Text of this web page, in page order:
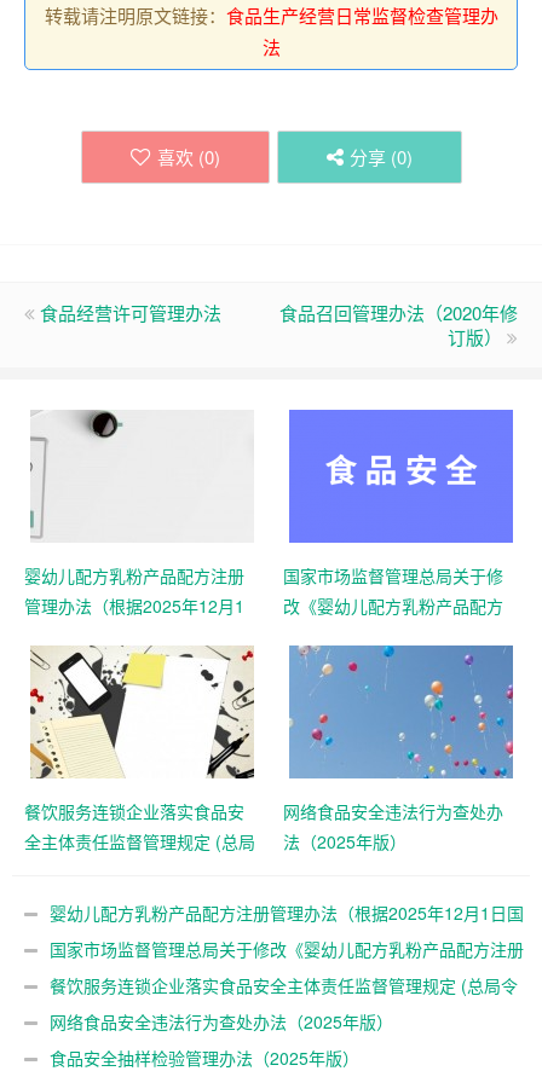
转载请注明原文链接： 食品生产经营日常监督检查管理办
法
喜欢 (0) 分享 (0)
食品经营许可管理办法
食品召回管理办法（2020年修
订版）
婴幼儿配方乳粉产品配方注册
管理办法（根据2025年12月1
109号修正）
国家市场监督管理总局关于修
改《婴幼儿配方乳粉产品配方
令第109号公布 自公布之日起
施行）
餐饮服务连锁企业落实食品安
全主体责任监督管理规定 (总局
网络食品安全违法行为查处办
法（2025年版）
婴幼儿配方乳粉产品配方注册管理办法（根据2025年12月1日国
家市场监督管理总局令第109号修正）
国家市场监督管理总局关于修改《婴幼儿配方乳粉产品配方注册
管理办法》的决定 （总局令第109号公布 自公布之日起施行）
餐饮服务连锁企业落实食品安全主体责任监督管理规定 (总局令
第104号公布)
网络食品安全违法行为查处办法（2025年版）
食品安全抽样检验管理办法（2025年版）